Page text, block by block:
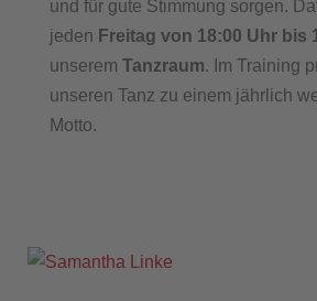
und für gute Stimmung sorgen.
jeden Freitag von 18:00 Uhr bis
unserem Tanzraum. Im Training
unseren Tanz zu einem jährlich
Motto.